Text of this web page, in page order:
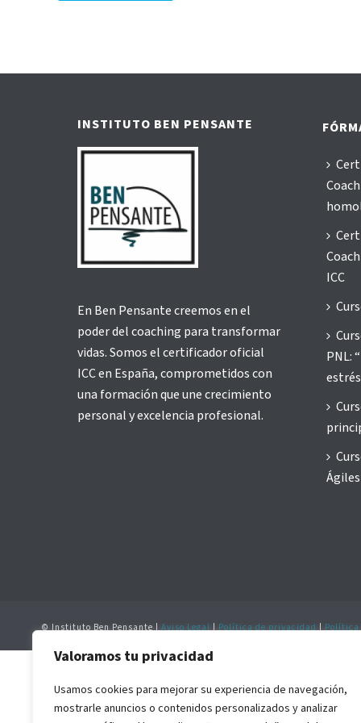
Valoramos tu privacidad
Usamos cookies para mejorar su experiencia de navegación,
mostrarle anuncios o contenidos personalizados y analizar
INSTITUTO BEN PENSANTE
En Ben Pensante creemos en el
poder del coaching para transformar
vidas. Somos el certificador oficial
ICC en España, comprometidos con
una formación que une crecimiento
personal y excelencia profesional.
ICC
PNL:
Ágiles
© Instituto Ben Pensante | Aviso Legal | Política de privacidad | Política